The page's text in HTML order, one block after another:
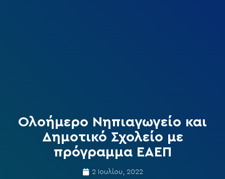
Ολοήμερο Νηπιαγωγείο και
Δημοτικό Σχολείο με
πρόγραμμα ΕΑΕΠ
2 Ιουλίου, 2022